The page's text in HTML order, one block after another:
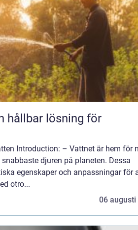
hållbar lösning för
Introduction: – Vattnet är hem för
djuren på planeten. Dessa
egenskaper och anpassningar för
otro...
06 augusti